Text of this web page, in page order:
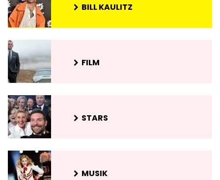
BILL KAULITZ
FILM
STARS
MUSIK